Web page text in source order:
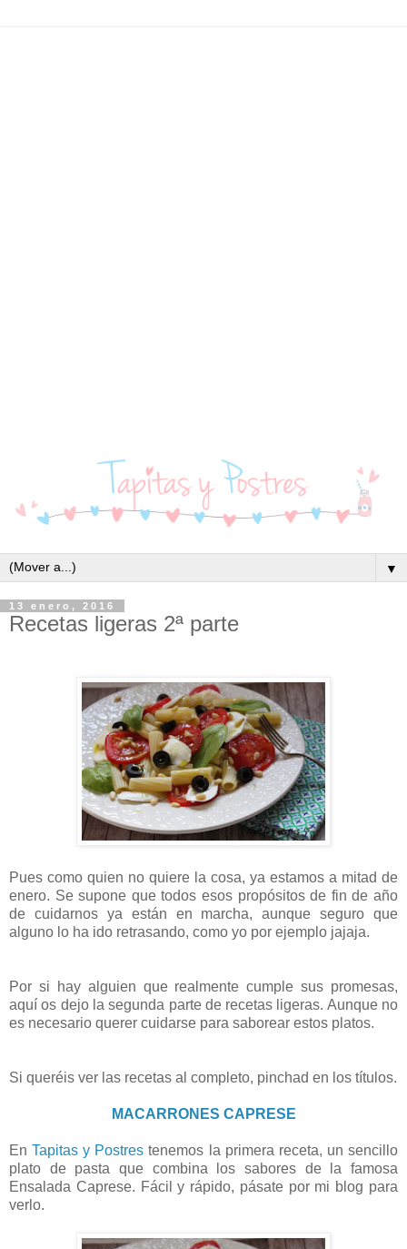
▼
13 enero, 2016
Recetas ligeras 2ª parte
Pues como quien no quiere la cosa, ya estamos a mitad de
enero. Se supone que todos esos propósitos de fin de año
de cuidarnos ya están en marcha, aunque seguro que
alguno lo ha ido retrasando, como yo por ejemplo jajaja.
Por si hay alguien que realmente cumple sus promesas,
aquí os dejo la segunda parte de recetas ligeras. Aunque no
es necesario querer cuidarse para saborear estos platos.
Si queréis ver las recetas al completo, pinchad en los títulos.
MACARRONES CAPRESE
EnTapitas y Postres tenemos la primera receta, un sencillo
plato de pasta que combina los sabores de la famosa
Ensalada Caprese. Fácil y rápido, pásate por mi blog para
verlo.